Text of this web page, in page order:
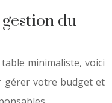
du
minimaliste, voici
gérer votre budget et